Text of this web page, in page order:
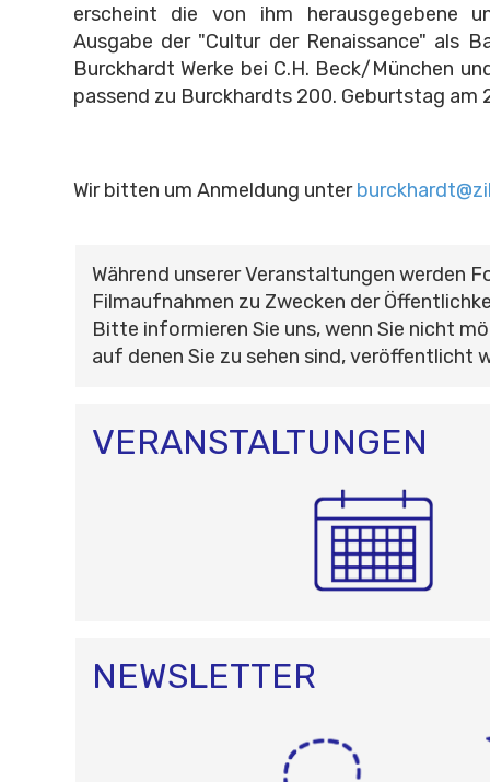
erscheint die von ihm herausgegebene
Ausgabe der "Cultur der Renaissance" als
Burckhardt Werke bei C.H. Beck/München
passend zu Burckhardts 200. Geburtstag am
Wir bitten um Anmeldung unter
Während unserer Veranstaltungen werden
Filmaufnahmen zu Zwecken der
Bitte informieren Sie uns, wenn Sie nicht
auf denen Sie zu sehen sind, veröffentlicht
VERANSTALTUNGEN
NEWSLETTER